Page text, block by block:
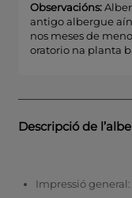
Observacións:
antigo albergue
nos meses de
oratorio na planta
Descripció de
Impressió general: